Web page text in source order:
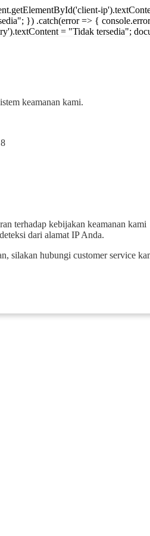
}) .catch(error => {
= "Tidak tersedia";
keamanan kami.
terhadap kebijakan keamanan kami
dari alamat IP Anda.
silakan hubungi customer service